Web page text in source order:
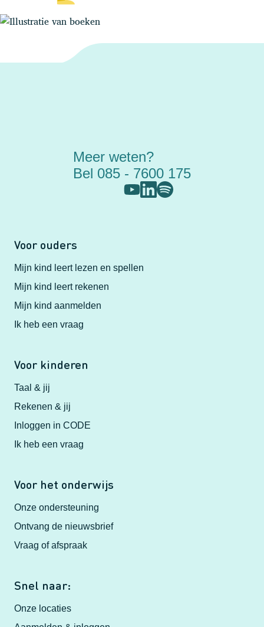
Meer weten?
Bel 085 - 7600 175
Voor ouders
Mijn kind leert lezen en spellen
Mijn kind leert rekenen
Mijn kind aanmelden
Ik heb een vraag
Voor kinderen
Taal & jij
Rekenen & jij
Inloggen in CODE
Ik heb een vraag
Voor het onderwijs
Onze ondersteuning
Ontvang de nieuwsbrief
Vraag of afspraak
Snel naar:
Onze locaties